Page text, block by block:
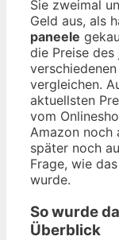
Sie zweimal
Geld aus, als
paneele
die Preise
vergleichen.
aktuellsten
vom
Amazon noch
später noch
Frage, wie das
wurde.
So wurde
Überblick